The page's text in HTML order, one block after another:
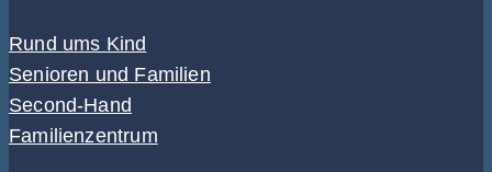
Rund ums Kind
Senioren und Familien
Second-Hand
Familienzentrum